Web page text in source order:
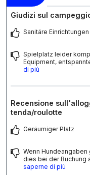
Giudizi sul
Sanitäre
Spielplatz leider
Equipment,
di più
Recensione
tenda/roulotte
Geräumiger Platz
Wenn
dies bei der Buchung
saperne di più